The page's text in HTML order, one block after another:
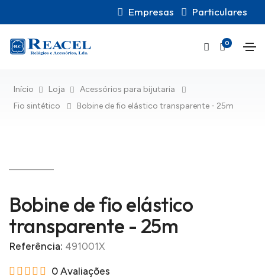
Empresas Particulares
0
Início Loja
Acessórios para bijutaria
Fio sintético
Bobine de fio elástico transparente - 25m
Bobine de fio elástico
transparente - 25m
Referência: 491001X
0 Avaliações